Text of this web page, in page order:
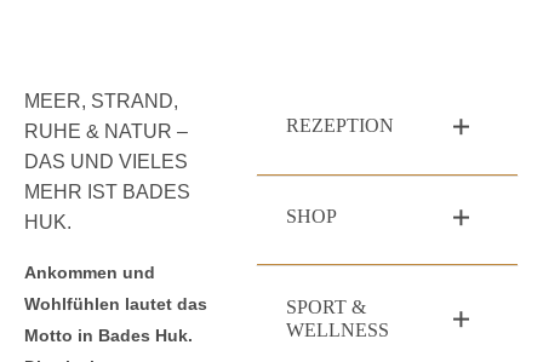
MEER, STRAND,
RUHE & NATUR –
DAS UND VIELES
MEHR IST BADES
HUK.
Ankommen und
Wohlfühlen lautet das
Motto in Bades Huk.
REZEPTION
SHOP
SPORT &
WELLNESS